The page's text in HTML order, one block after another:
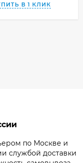
В 1 КЛИК
по Москве и
службой доставки